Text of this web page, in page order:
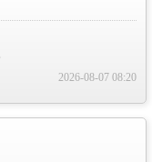
2026-08-07 08:20